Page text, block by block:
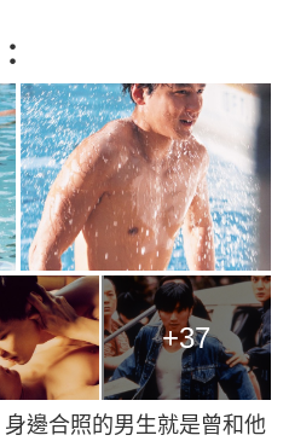
+37
邊合照的男生就是曾和他